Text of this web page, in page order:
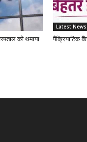
को थमाया
Latest News
पैंक्रियाटिक